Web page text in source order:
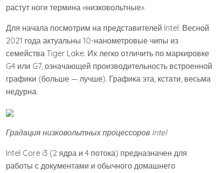
растут ноги термина «низковольтные».
Для начала посмотрим на представителей Intel. Весной
2021 года актуальны 10-нанометровые чипы из
семейства Tiger Lake. Их легко отличить по маркировке
G4 или G7, означающей производительность встроенной
графики (больше — лучше). Графика эта, кстати, весьма
недурна.
Градация низковольтных процессоров Intel
Intel Core i3 (2 ядра и 4 потока) предназначен для
работы с документами и обычного домашнего